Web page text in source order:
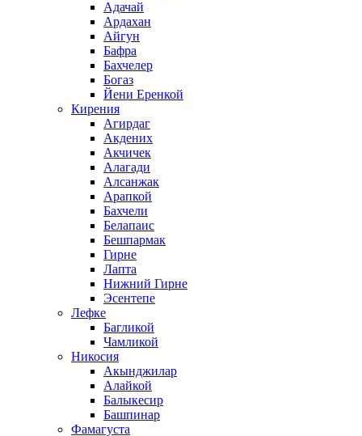
Адачай
Ардахан
Айгун
Бафра
Бахчелер
Богаз
Йени Еренкой
Кирения
Агирдаг
Акдених
Акчичек
Алагади
Алсанжак
Арапкой
Бахчели
Белапаис
Бешпармак
Гирне
Лапта
Нижний Гирне
Эсентепе
Лефке
Багликой
Чамликой
Никосия
Акынджилар
Алайкой
Балыкесир
Башпинар
Фамагуста